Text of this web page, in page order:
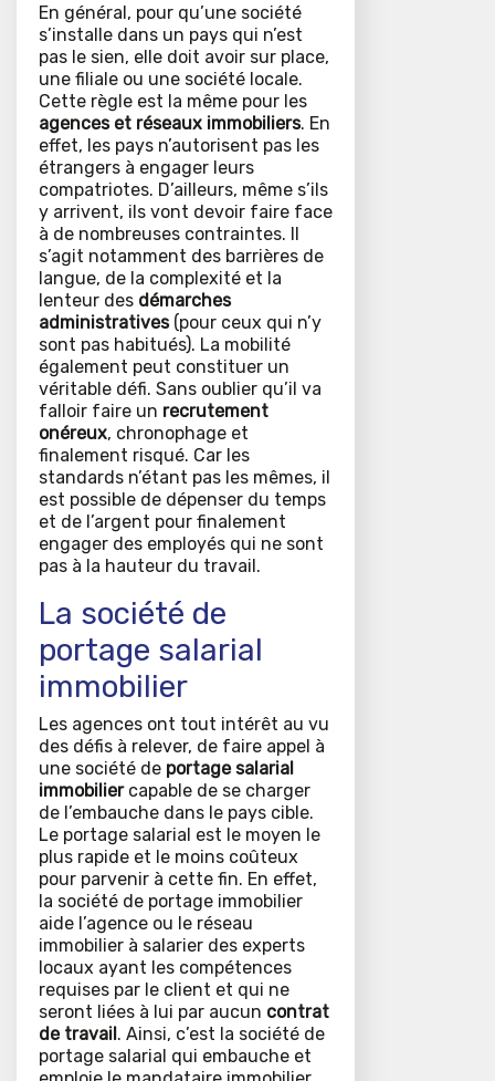
En général, pour qu’une société
s’installe dans un pays qui n’est
pas le sien, elle doit avoir sur place,
une filiale ou une société locale.
Cette règle est la même pour les
agences et réseaux immobiliers. En
effet, les pays n’autorisent pas les
étrangers à engager leurs
compatriotes. D’ailleurs, même s’ils
y arrivent, ils vont devoir faire face
à de nombreuses contraintes. Il
s’agit notamment des barrières de
langue, de la complexité et la
lenteur des démarches
administratives(pour ceux qui n’y
sont pas habitués). La mobilité
également peut constituer un
véritable défi. Sans oublier qu’il va
falloir faire un recrutement
onéreux, chronophage et
finalement risqué. Car les
standards n’étant pas les mêmes, il
est possible de dépenser du temps
et de l’argent pour finalement
engager des employés qui ne sont
pas à la hauteur du travail.
La société de
portage salarial
immobilier
Les agences ont tout intérêt au vu
des défis à relever, de faire appel à
une société de portage salarial
immobiliercapable de se charger
de l’embauche dans le pays cible.
Le portage salarial est le moyen le
plus rapide et le moins coûteux
pour parvenir à cette fin. En effet,
la société de portage immobilier
aide l’agence ou le réseau
immobilier à salarier des experts
locaux ayant les compétences
requises par le client et qui ne
seront liées à lui par aucun contrat
de travail. Ainsi, c’est la société de
portage salarial qui embauche et